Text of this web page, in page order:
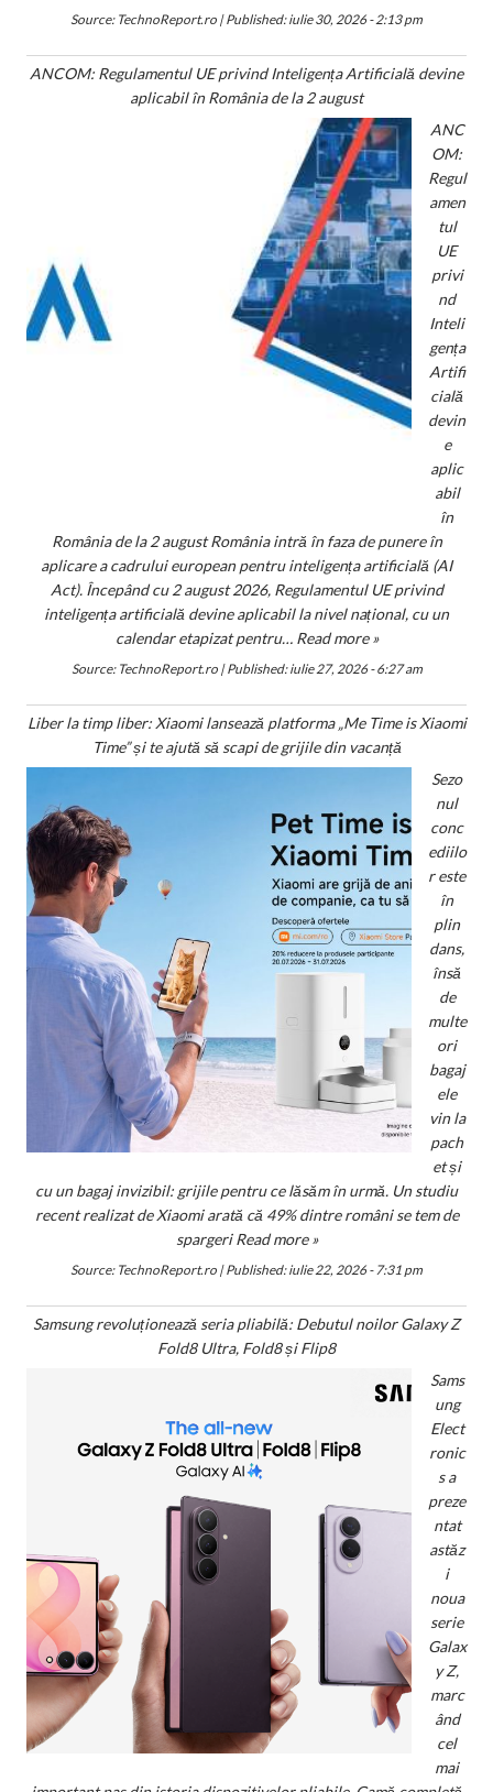
Source: TechnoReport.ro |Published:iulie 30, 2026 - 2:13 pm
ANCOM: Regulamentul UE privind Inteligența Artificială devine
aplicabil în România de la 2 august
ANC
OM:
Regul
amen
tul
UE
privi
nd
Inteli
gența
Artifi
cială
devin
e
aplic
abil
în
România de la 2 august România intră în faza de punere în
aplicare a cadrului european pentru inteligența artificială (AI
Act). Începând cu 2 august 2026, Regulamentul UE privind
inteligența artificială devine aplicabil la nivel național, cu un
calendar etapizat pentru… Read more »
Source: TechnoReport.ro|Published:iulie 27, 2026 - 6:27 am
Liber la timp liber: Xiaomi lansează platforma „Me Time is Xiaomi
Time” și te ajută să scapi de grijile din vacanță
Sezo
nul
conc
ediilo
r este
în
plin
dans,
însă
de
multe
ori
bagaj
ele
vin la
pach
et și
cu un bagaj invizibil: grijile pentru ce lăsăm în urmă. Un studiu
recent realizat de Xiaomi arată că 49% dintre români se tem de
spargeriRead more »
Source: TechnoReport.ro |Published:iulie 22, 2026 - 7:31 pm
Samsung revoluționează seria pliabilă: Debutul noilor Galaxy Z
Fold8 Ultra, Fold8 și Flip8
Sams
ung
Elect
ronic
s a
preze
ntat
astăz
i
noua
serie
Galax
y Z,
marc
ând
cel
mai